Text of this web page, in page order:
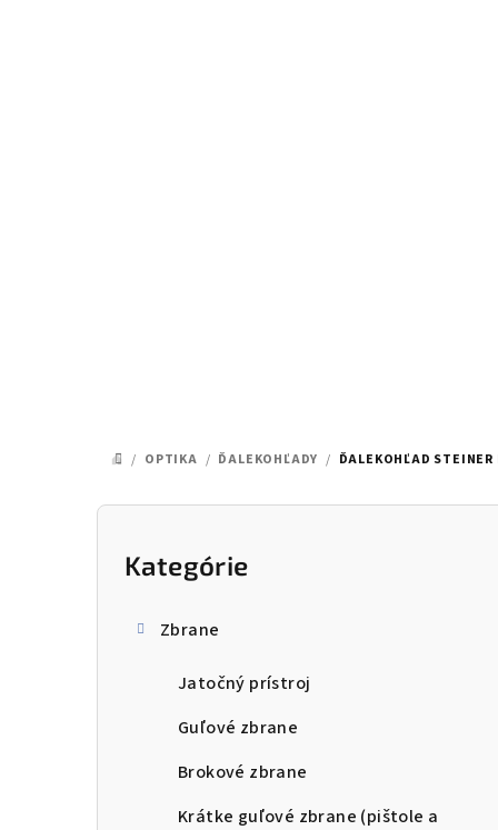
DOMOV
/ OPTIKA / ĎALEKOHĽADY / ĎALEKOHĽAD
B
Preskočiť
kategórie
Kategórie
Zbrane
Jatočný prístroj
Guľové zbrane
Brokové zbrane
Krátke guľové zbrane (pištole a